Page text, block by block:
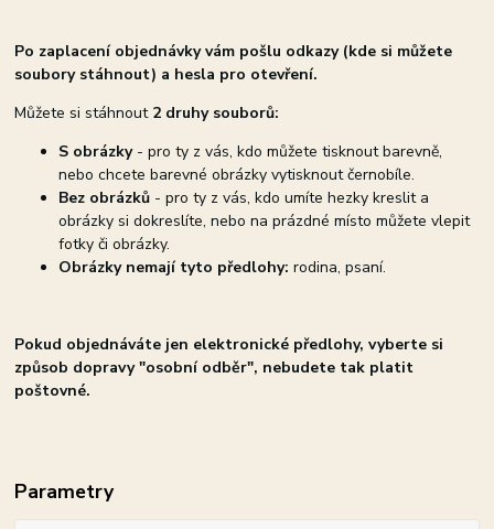
Po zaplacení objednávky vám pošlu odkazy (kde si můžete
soubory stáhnout) a hesla pro otevření.
Můžete si stáhnout2 druhy souborů:
S obrázky- pro ty z vás, kdo můžete tisknout barevně,
nebo chcete barevné obrázky vytisknout černobíle.
Bez obrázků - pro ty z vás, kdo umíte hezky kreslit a
obrázky si dokreslíte, nebo na prázdné místo můžete vlepit
fotky či obrázky.
Obrázky nemají tyto předlohy: rodina, psaní.
Pokud objednáváte jen elektronické předlohy, vyberte si
způsob dopravy "osobní odběr", nebudete tak platit
poštovné.
Parametry